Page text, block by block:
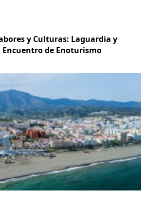
y Culturas: Laguardia y
de Enoturismo